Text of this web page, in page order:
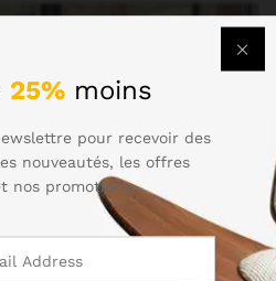
25% moins
pour recevoir des
nouveautés, les offres
nos promotions..